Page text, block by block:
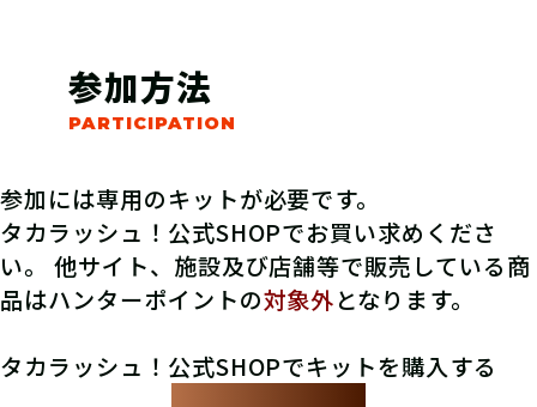
参加方法
参加には専用のキットが必要です。
タカラッシュ！公式SHOPでお買い求めくださ
い。 他サイト、施設及び店舗等で販売している商
品はハンターポイントの対象外となります。
タカラッシュ！公式SHOPでキットを購入する